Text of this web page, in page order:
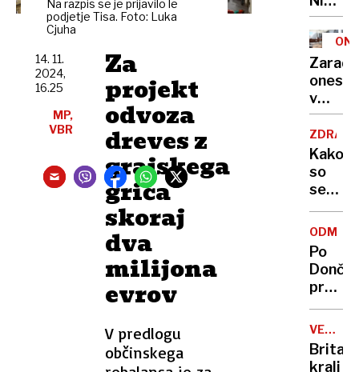
Na razpis se je prijavilo le
podjetje Tisa. Foto: Luka
Cjuha
Za
projekt
odvoza
dreves z
grajskega
griča
skoraj
dva
milijona
evrov
V predlogu
občinskega
14. 11.
2024,
16.25
MP,
VBR
nisem
da je
to v
moji
Zaradi
v
delu
voda
Kako
so
se
cilji
vlade
Po
Karma
je
psica,
Nico
VELIKA
kralj